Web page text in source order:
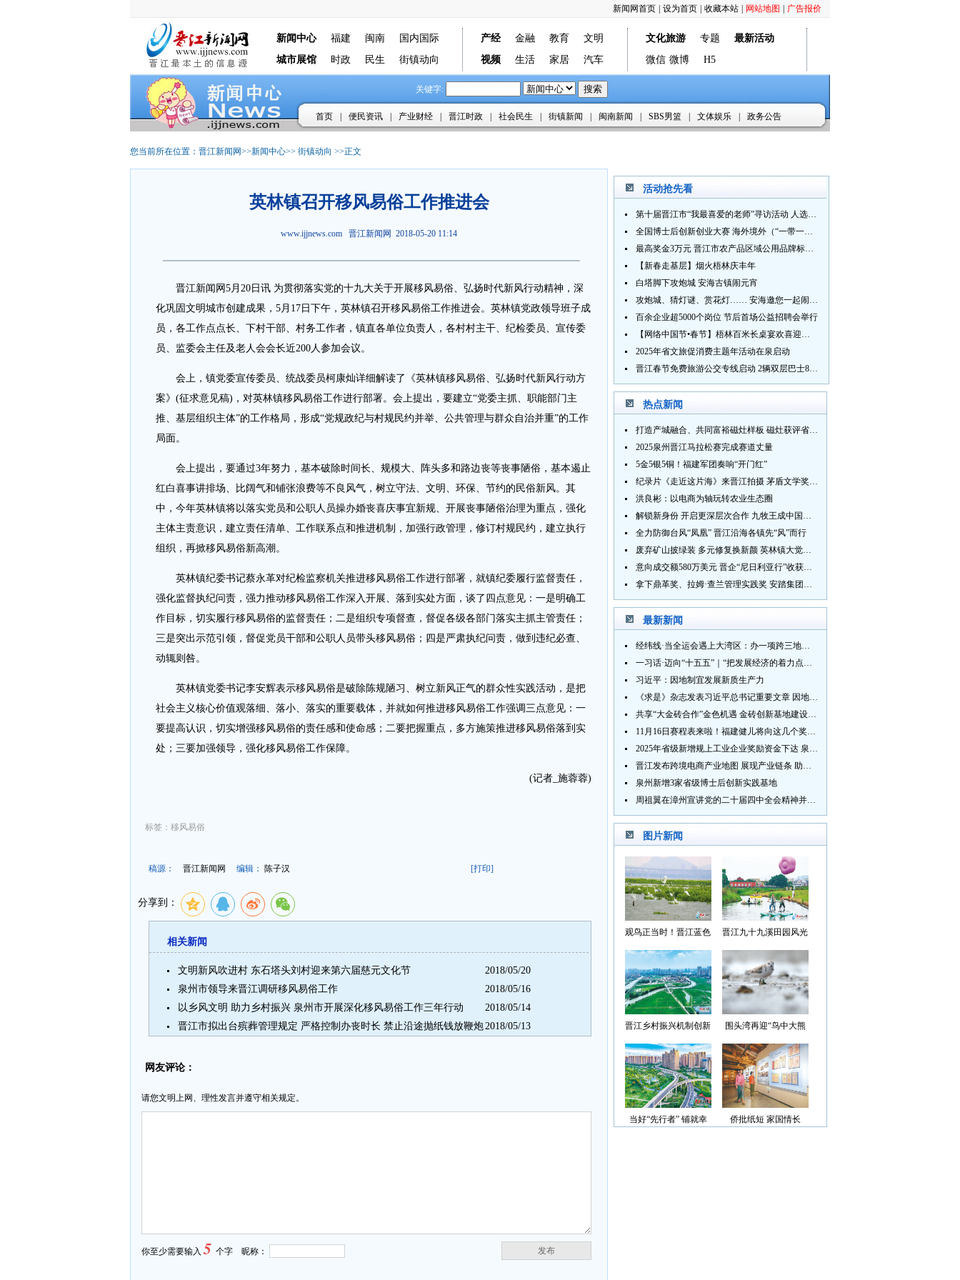
广告报价
网站地图
收藏本站
设为首页
新闻网首页
新闻中心 福建 闽南
国内国际
城市展馆
时政 民生 街镇动向
产经 金融 教育
文明
视频
生活 家居 汽车
文化旅游 专题
最新活动
微信 微博 H5
关键字:
首页 便民资讯 产业财经 晋江时政 社会民生 街镇新闻 闽南新闻 SBS男篮 文体娱乐 政务公告
您当前所在位置： 晋江新闻网>>新闻中心>> 街镇动向 >>正文
英林镇召开移风易俗工作推进会
www.ijjnews.com 晋江新闻网 2018-05-20 11:14
晋江新闻网5月20日讯 为贯彻落实党的十九大关于开展移风易俗、弘扬时代新风行动精神，深
化巩固文明城市创建成果，5月17日下午，英林镇召开移风易俗工作推进会。英林镇党政领导班子成
员，各工作点点长、下村干部、村务工作者，镇直各单位负责人，各村村主干、纪检委员、宣传委
员、监委会主任及老人会会长近200人参加会议。
会上，镇党委宣传委员、统战委员柯康灿详细解读了《英林镇移风易俗、弘扬时代新风行动方
案》(征求意见稿)，对英林镇移风易俗工作进行部署。会上提出，要建立“党委主抓、职能部门主
推、基层组织主体”的工作格局，形成“党规政纪与村规民约并举、公共管理与群众自治并重”的工作
局面。
会上提出，要通过3年努力，基本破除时间长、规模大、阵头多和路边丧等丧事陋俗，基本遏止
红白喜事讲排场、比阔气和铺张浪费等不良风气，树立守法、文明、环保、节约的民俗新风。其
中，今年英林镇将以落实党员和公职人员操办婚丧喜庆事宜新规、开展丧事陋俗治理为重点，强化
主体主责意识，建立责任清单、工作联系点和推进机制，加强行政管理，修订村规民约，建立执行
组织，再掀移风易俗新高潮。
英林镇纪委书记蔡永革对纪检监察机关推进移风易俗工作进行部署，就镇纪委履行监督责任，
强化监督执纪问责，强力推动移风易俗工作深入开展、落到实处方面，谈了四点意见：一是明确工
作目标，切实履行移风易俗的监督责任；二是组织专项督查，督促各级各部门落实主抓主管责任；
三是突出示范引领，督促党员干部和公职人员带头移风易俗；四是严肃执纪问责，做到违纪必查、
动辄则咎。
英林镇党委书记李安辉表示移风易俗是破除陈规陋习、树立新风正气的群众性实践活动，是把
社会主义核心价值观落细、落小、落实的重要载体，并就如何推进移风易俗工作强调三点意见：一
要提高认识，切实增强移风易俗的责任感和使命感；二要把握重点，多方施策推进移风易俗落到实
处；三要加强领导，强化移风易俗工作保障。
(记者_施蓉蓉)
标签：移风易俗
稿源： 晋江新闻网 编辑： 陈子汉 [打印]
分享到：
相关新闻
文明新风吹进村 东石塔头刘村迎来第六届慈元文化节
2018/05/20
泉州市领导来晋江调研移风易俗工作
2018/05/16
以乡风文明 助力乡村振兴 泉州市开展深化移风易俗工作三年行动
2018/05/14
晋江市拟出台殡葬管理规定 严格控制办丧时长 禁止沿途抛纸钱放鞭炮2018/05/13
网友评论：
请您文明上网、理性发言并遵守相关规定。
发布
你至少需要输入5 个字 昵称：
活动抢先看
第十届晋江市“我最喜爱的老师”寻访活动 人选推荐火热进行中 快来“秀”您最喜爱的老师
全国博士后创新创业大赛 海外境外（“一带一路”）赛七大赛道等你来战
最高奖金3万元 晋江市农产品区域公用品牌标识Logo及特色农产品包装设计征集活动正式启动
【新春走基层】烟火梧林庆丰年
白塔脚下攻炮城 安海古镇闹元宵
攻炮城、猜灯谜、赏花灯…… 安海邀您一起闹元宵
百余企业超5000个岗位 节后首场公益招聘会举行
【网络中国节•春节】梧林百米长桌宴欢喜迎新春
2025年省文旅促消费主题年活动在泉启动
晋江春节免费旅游公交专线启动 2辆双层巴士8辆铛铛车带你游
热点新闻
打造产城融合、共同富裕磁灶样板 磁灶获评省级乡村振兴示范乡镇
2025泉州晋江马拉松赛完成赛道丈量
5金5银5铜！福建军团奏响“开门红”
纪录片《走近这片海》来晋江拍摄 茅盾文学奖得主麦家探寻晋江“海海”人生
洪良彬：以电商为轴玩转农业生态圈
解锁新身份 开启更深层次合作 九牧王成中国奥委会官方赞助商
全力防御台风“凤凰” 晋江沿海各镇先“风”而行
废弃矿山披绿装 多元修复换新颜 英林镇大觉山片区废弃矿山生态修复项目通过验收
意向成交额580万美元 晋企“尼日利亚行”收获满满
拿下鼎革奖、拉姆·查兰管理实践奖 安踏集团获企业管理权威奖项
最新新闻
经纬线·当全运会遇上大湾区：办一项跨三地的赛事有多硬核？
一习话·迈向“十五五”｜“把发展经济的着力点放在实体经济上”
习近平：因地制宜发展新质生产力
《求是》杂志发表习近平总书记重要文章 因地制宜发展新质生产力
共享“大金砖合作”金色机遇 金砖创新基地建设成效显著
11月16日赛程表来啦！福建健儿将向这几个奖牌发起冲击→
2025年省级新增规上工业企业奖励资金下达 泉州市获补资金居全省首位
晋江发布跨境电商产业地图 展现产业链条 助力“晋品出海”
泉州新增3家省级博士后创新实践基地
周祖翼在漳州宣讲党的二十届四中全会精神并调研
图片新闻
观鸟正当时！晋江蓝色
晋江九十九溪田园风光
光”首批认定名单
晋江乡村振兴机制创新
围头湾再迎“鸟中大熊
当好“先行者” 铺就幸
侨批纸短 家国情长